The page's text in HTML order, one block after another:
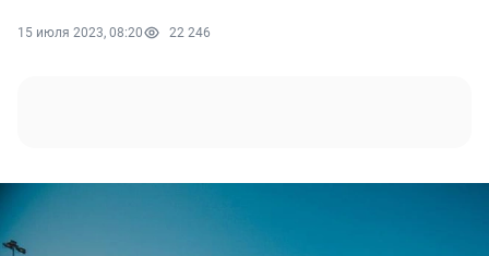
15 июля 2023, 08:20 22 246